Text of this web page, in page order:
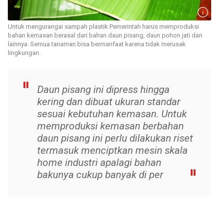
Untuk mengurangai sampah plastik Pemerintah harus memproduksi
bahan kemasan berasal dari bahan daun pisang, daun pohon jati dan
lainnya. Semua tanaman bisa bermanfaat karena tidak merusak
lingkungan.
Daun pisang ini dipress hingga
kering dan dibuat ukuran standar
sesuai kebutuhan kemasan. Untuk
memproduksi kemasan berbahan
daun pisang ini perlu dilakukan riset
termasuk menciptkan mesin skala
home industri apalagi bahan
bakunya cukup banyak di per